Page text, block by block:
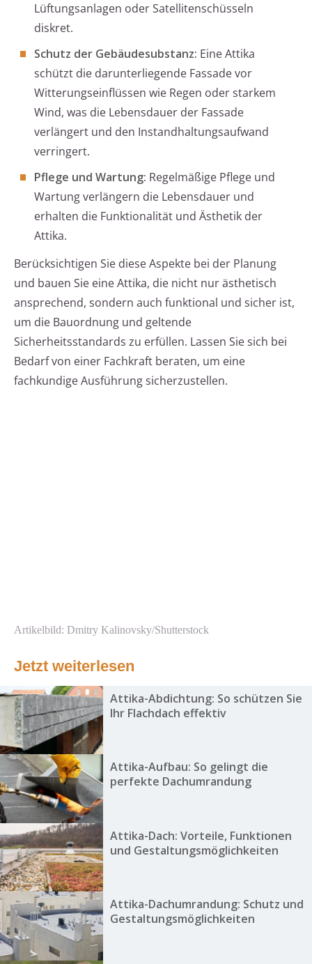
Lüftungsanlagen oder Satellitenschüsseln
diskret.
Schutz der Gebäudesubstanz: Eine Attika
schützt die darunterliegende Fassade vor
Witterungseinflüssen wie Regen oder starkem
Wind, was die Lebensdauer der Fassade
verlängert und den Instandhaltungsaufwand
verringert.
Pflege und Wartung: Regelmäßige Pflege und
Wartung verlängern die Lebensdauer und
erhalten die Funktionalität und Ästhetik der
Attika.
Berücksichtigen Sie diese Aspekte bei der Planung
und bauen Sie eine Attika, die nicht nur ästhetisch
ansprechend, sondern auch funktional und sicher ist,
um die Bauordnung und geltende
Sicherheitsstandards zu erfüllen. Lassen Sie sich bei
Bedarf von einer Fachkraft beraten, um eine
fachkundige Ausführung sicherzustellen.
Artikelbild: Dmitry Kalinovsky/Shutterstock
Jetzt weiterlesen
Attika-Abdichtung: So schützen Sie
Ihr Flachdach effektiv
Attika-Aufbau: So gelingt die
perfekte Dachumrandung
Attika-Dach: Vorteile, Funktionen
und Gestaltungsmöglichkeiten
Attika-Dachumrandung: Schutz und
Gestaltungsmöglichkeiten